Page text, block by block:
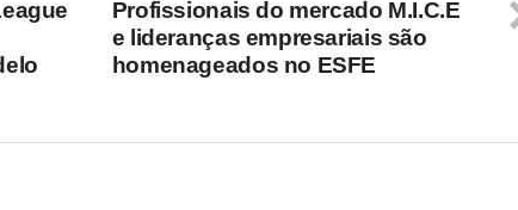
Profissionais do mercado M.I.C.E
e lideranças empresariais são
homenageados no ESFE